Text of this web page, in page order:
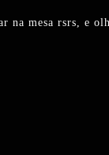
na mesa rsrs, e